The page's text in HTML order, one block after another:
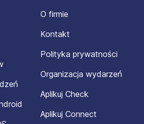
O firmie
Kontakt
Polityka prywatności
Organizacja wydarzeń
Aplikuj Check
Aplikuj Connect